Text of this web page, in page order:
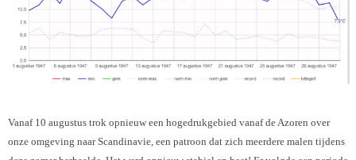
Vanaf 10 augustus trok opnieuw een hogedrukgebied vanaf de Azoren over
onze omgeving naar Scandinavie, een patroon dat zich meerdere malen tijdens